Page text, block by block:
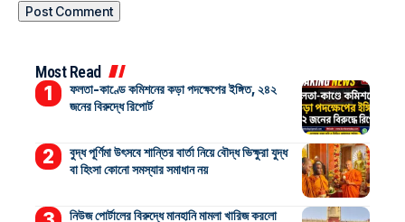
Most Read
ফলতা-কাণ্ডে কমিশনের কড়া পদক্ষেপের ইঙ্গিত, ২৪২
জনের বিরুদ্ধে রিপোর্ট
বুদ্ধ পূর্ণিমা উৎসবে শান্তির বার্তা নিয়ে বৌদ্ধ ভিক্ষুরা যুদ্ধ
বা হিংসা কোনো সমস্যার সমাধান নয়
নিউজ পোর্টালের বিরুদ্ধে মানহানি মামলা খারিজ করলো